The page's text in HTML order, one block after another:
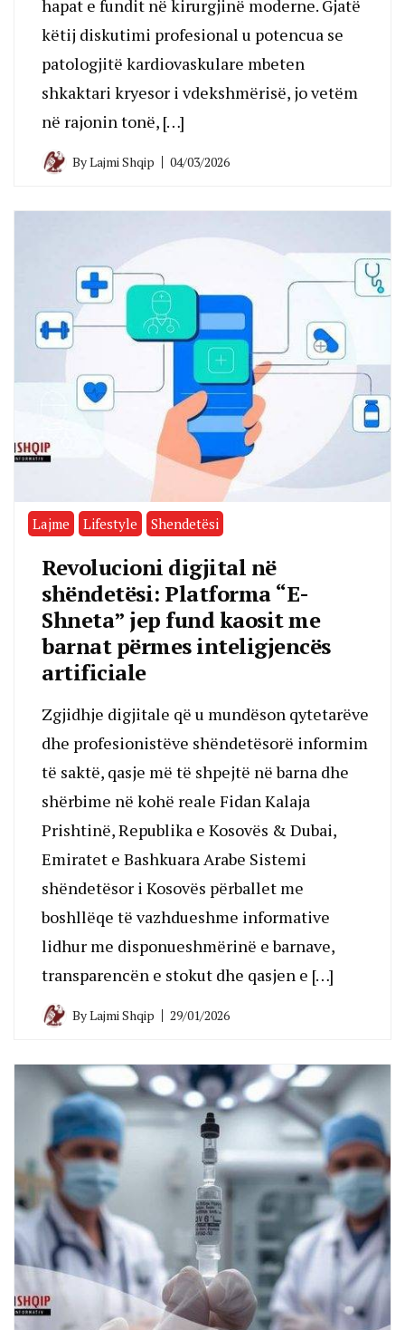
hapat e fundit në kirurgjinë moderne. Gjatë
këtij diskutimi profesional u potencua se
patologjitë kardiovaskulare mbeten
shkaktari kryesor i vdekshmërisë, jo vetëm
në rajonin tonë, […]
ByLajmi Shqip 04/03/2026
Lajme Lifestyle Shendetësi
Revolucioni digjital në
shëndetësi: Platforma “E-
Shneta” jep fund kaosit me
barnat përmes inteligjencës
artificiale
Zgjidhje digjitale që u mundëson qytetarëve
dhe profesionistëve shëndetësorë informim
të saktë, qasje më të shpejtë në barna dhe
shërbime në kohë reale Fidan Kalaja
Prishtinë, Republika e Kosovës & Dubai,
Emiratet e Bashkuara Arabe Sistemi
shëndetësor i Kosovës përballet me
boshllëqe të vazhdueshme informative
lidhur me disponueshmërinë e barnave,
transparencën e stokut dhe qasjen e […]
ByLajmi Shqip 29/01/2026